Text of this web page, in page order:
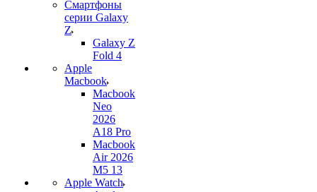
Смартфоны
серии Galaxy
Z
Galaxy Z
Fold 4
Apple
Macbook
Macbook
Neo
2026
A18 Pro
Macbook
Air 2026
M5 13
Apple Watch